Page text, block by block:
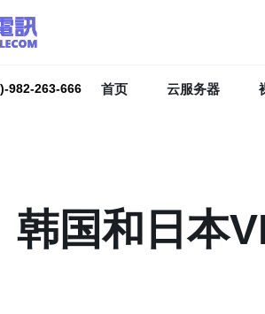
982-263-666 首页 云服务器
韩国和日本